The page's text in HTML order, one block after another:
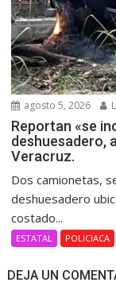
agosto 5, 2026
Reportan «se
deshuesadero,
Veracruz.
Dos camionetas,
deshuesadero
costado...
ESTATAL POLICIACA
DEJA UN